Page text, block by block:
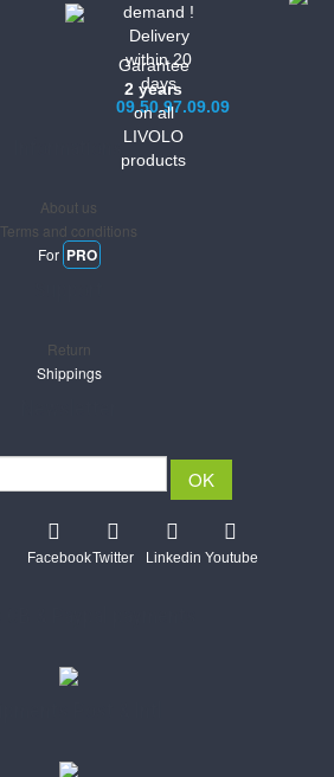
demand !
Delivery
within 20
days
09.50.97.09.09
Garantee
2 years
on all
LIVOLO
products
About us
Terms and conditions
For PRO
Return
Shippings
FacebookTwitter Linkedin Youtube